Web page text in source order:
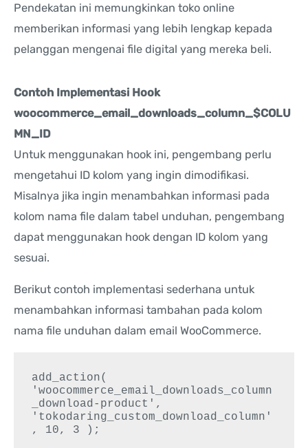
Pendekatan ini memungkinkan toko online
memberikan informasi yang lebih lengkap kepada
pelanggan mengenai file digital yang mereka beli.
Contoh Implementasi Hook
woocommerce_email_downloads_column_$COLU
MN_ID
Untuk menggunakan hook ini, pengembang perlu
mengetahui ID kolom yang ingin dimodifikasi.
Misalnya jika ingin menambahkan informasi pada
kolom nama file dalam tabel unduhan, pengembang
dapat menggunakan hook dengan ID kolom yang
sesuai.
Berikut contoh implementasi sederhana untuk
menambahkan informasi tambahan pada kolom
nama file unduhan dalam email WooCommerce.
add_action(
'woocommerce_email_downloads_column
_download-product',
'tokodaring_custom_download_column'
, 10, 3 );